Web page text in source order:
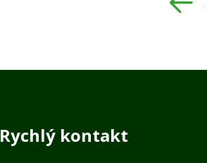
Rychlý kontakt